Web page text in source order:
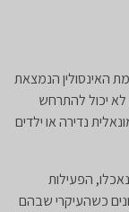
האינסולין הנמצאת
יכול להתרחש
נדירה או ילדים
הפעילות
כשהעיקרי שבהם